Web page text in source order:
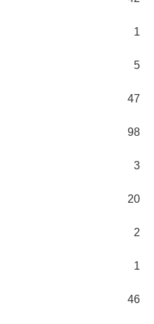
1
5
47
98
3
20
2
1
46